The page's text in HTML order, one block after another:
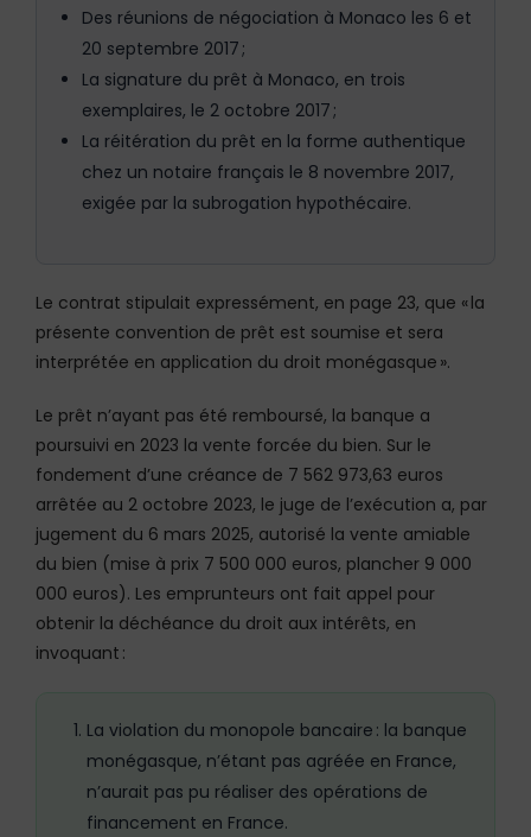
Des réunions de négociation à Monaco les 6 et
20 septembre 2017 ;
La signature du prêt à Monaco, en trois
exemplaires, le 2 octobre 2017 ;
La réitération du prêt en la forme authentique
chez un notaire français le 8 novembre 2017,
exigée par la subrogation hypothécaire.
Le contrat stipulait expressément, en page 23, que « la
présente convention de prêt est soumise et sera
interprétée en application du droit monégasque ».
Le prêt n’ayant pas été remboursé, la banque a
poursuivi en 2023 la vente forcée du bien. Sur le
fondement d’une créance de 7 562 973,63 euros
arrêtée au 2 octobre 2023, le juge de l’exécution a, par
jugement du 6 mars 2025, autorisé la vente amiable
du bien (mise à prix 7 500 000 euros, plancher 9 000
000 euros). Les emprunteurs ont fait appel pour
obtenir la déchéance du droit aux intérêts, en
invoquant :
La violation du monopole bancaire : la banque
monégasque, n’étant pas agréée en France,
n’aurait pas pu réaliser des opérations de
financement en France.